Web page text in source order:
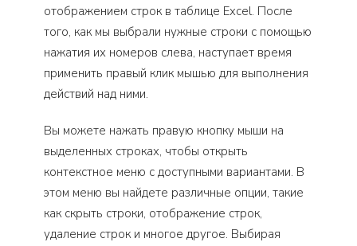
отображением строк в таблице Excel. После
того, как мы выбрали нужные строки с помощью
нажатия их номеров слева, наступает время
применить правый клик мышью для выполнения
действий над ними.
Вы можете нажать правую кнопку мыши на
выделенных строках, чтобы открыть
контекстное меню с доступными вариантами. В
этом меню вы найдете различные опции, такие
как скрыть строки, отображение строк,
удаление строк и многое другое. Выбирая